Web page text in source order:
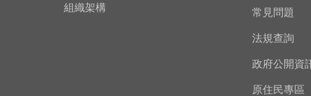
組織架構 常見問題
法規查詢
政府公開資
原住民專區